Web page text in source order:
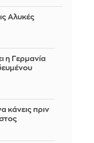
Αλυκές
η Γερμανία
κάνεις πριν